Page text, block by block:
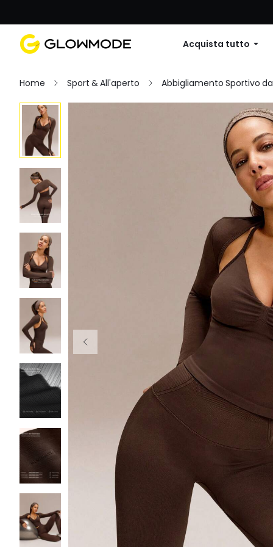
Acquista tutto
Home Sport & All'aperto Abbigliamento Sportivo